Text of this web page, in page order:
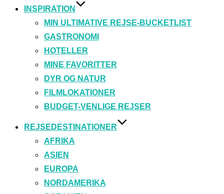
INSPIRATION
MIN ULTIMATIVE REJSE-BUCKETLIST
GASTRONOMI
HOTELLER
MINE FAVORITTER
DYR OG NATUR
FILMLOKATIONER
BUDGET-VENLIGE REJSER
REJSEDESTINATIONER
AFRIKA
ASIEN
EUROPA
NORDAMERIKA